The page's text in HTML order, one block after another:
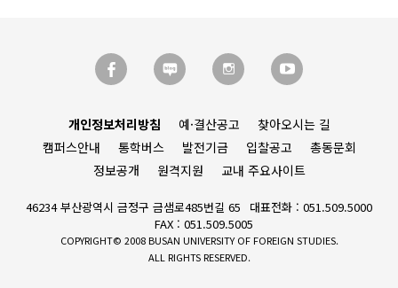
개인정보처리방침 예·결산공고
찾아오시는 길
캠퍼스안내
통학버스 발전기금 입찰공고
총동문회
정보공개
원격지원 교내 주요사이트
46234 부산광역시 금정구 금샘로485번길 65
대표전화 : 051.509.5000
FAX : 051.509.5005
COPYRIGHT© 2008 BUSAN UNIVERSITY OF FOREIGN STUDIES.
ALL RIGHTS RESERVED.